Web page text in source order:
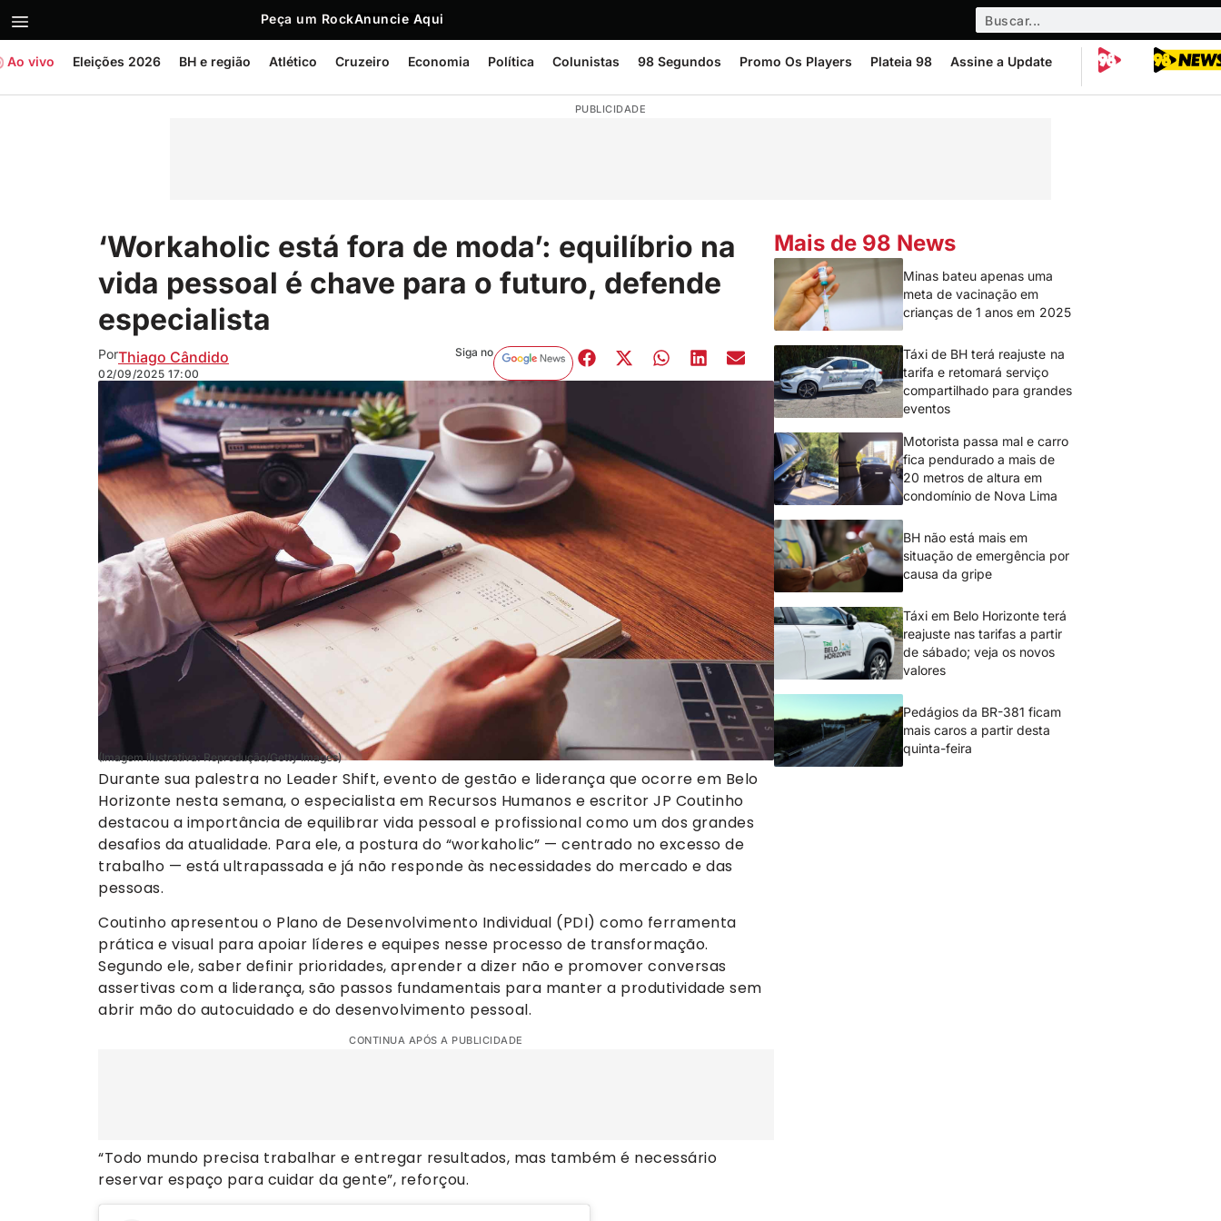
Peça um RockAnuncie Aqui
Ao vivo Eleições 2026 BH e região Atlético Cruzeiro Economia Política Colunistas 98 Segundos Promo Os Players Plateia 98 Assine a Update
PUBLICIDADE
‘Workaholic está fora de moda’: equilíbrio na
vida pessoal é chave para o futuro, defende
especialista
PorThiago Cândido
02/09/2025 17:00
Siga no
(Imagem ilustrativa: Reprodução/Getty Images)
Durante sua palestra no Leader Shift, evento de gestão e liderança que ocorre em Belo
Horizonte nesta semana, o especialista em Recursos Humanos e escritor JP Coutinho
destacou a importância de equilibrar vida pessoal e profissional como um dos grandes
desafios da atualidade. Para ele, a postura do “workaholic” — centrado no excesso de
trabalho — está ultrapassada e já não responde às necessidades do mercado e das
pessoas.
Coutinho apresentou o Plano de Desenvolvimento Individual (PDI) como ferramenta
prática e visual para apoiar líderes e equipes nesse processo de transformação.
Segundo ele, saber definir prioridades, aprender a dizer não e promover conversas
assertivas com a liderança, são passos fundamentais para manter a produtividade sem
abrir mão do autocuidado e do desenvolvimento pessoal.
CONTINUA APÓS A PUBLICIDADE
“Todo mundo precisa trabalhar e entregar resultados, mas também é necessário
reservar espaço para cuidar da gente”, reforçou.
Mais de 98 News
Minas bateu apenas uma
meta de vacinação em
crianças de 1 anos em 2025
Táxi de BH terá reajuste na
tarifa e retomará serviço
compartilhado para grandes
eventos
Motorista passa mal e carro
fica pendurado a mais de
20 metros de altura em
condomínio de Nova Lima
BH não está mais em
situação de emergência por
causa da gripe
Táxi em Belo Horizonte terá
reajuste nas tarifas a partir
de sábado; veja os novos
valores
Pedágios da BR-381 ficam
mais caros a partir desta
quinta-feira